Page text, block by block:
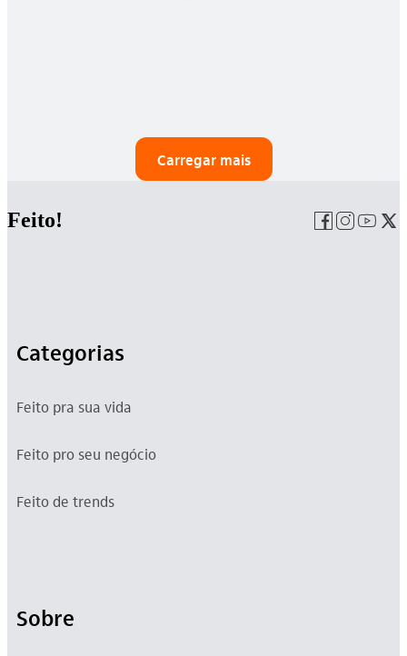
Carregar mais
Feito!
Categorias
Feito pra sua vida
Feito pro seu negócio
Feito de trends
Sobre